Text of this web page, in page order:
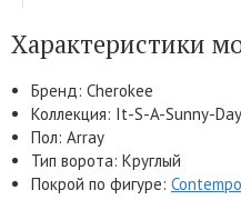
Характеристики
Бренд: Cherokee
Коллекция: It-S-A-Sunny-Day
Пол: Array
Тип ворота: Круглый
Покрой по фигуре: